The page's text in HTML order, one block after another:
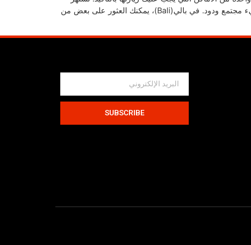
بالي(Bali) بأنها موطن لآلاف البدو الرحل الذين يستمتعون بالشواطئ وحقول الأرز والغابات والجبال، وقبل كل شيء مجتمع ودود. في بالي(Bali)، يمكنك العثور على بعض من
SUBSCRIBE